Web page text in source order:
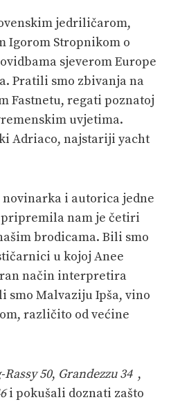
jedriličarom,
Igorom Stropnikom o
sjeverom Europe
Pratili smo zbivanja na
Fastnetu, regati poznatoj
uvjetima.
Adriaco, najstariji yacht
novinarka i autorica jedne
nam je četiri
brodicama. Bili smo
u kojoj Anee
način interpretira
smo Malvaziju Ipša, vino
različito od većine
50, Grandezzu 34 ,
i pokušali doznati zašto